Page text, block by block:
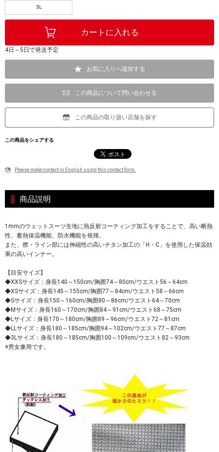
3L
4日～5日で発送予定
お気に入りへ追加する
この商品について問い合わせる
この商品の取り扱い店舗を探す
この商品をシェアする
Please make contact in English using this contact form.
商品説明
1mmのウェットスーツ生地に熱反射コーティング加工をすることで、高い断熱
性、蓄熱保温機能、防水機能を発揮。
また、襟・ライン部には伸縮性の高いチタン加工の「H・C」を使用した保温効
果の高いインナー。
【目安サイズ】
◆XXSサイズ：身長140～150cm/胸囲74～80cm/ウエスト56～64cm
◆XSサイズ：身長145～155cm/胸囲77～84cm/ウエスト58～66cm
◆Sサイズ：身長150～160cm/胸囲80～86cm/ウエスト64～70cm
◆Mサイズ：身長160～170cm/胸囲84～91cm/ウエスト68～75cm
◆Lサイズ：身長170～180cm/胸囲89～96cm/ウエスト72～81cm
◆LLサイズ：身長180～185cm/胸囲94～102cm/ウエスト77～87cm
◆3Lサイズ：身長180～185cm/胸囲100～109cm/ウエスト82～93cm
※男女兼用です。